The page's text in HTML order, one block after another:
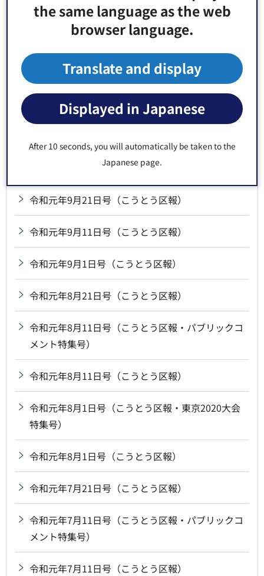
the same language as the web
browser language.
Translate and display
Displayed in Japanese
After 10 seconds, you will automatically be taken to the
Japanese page.
令和元年11月1日号（こうとう区報・パブリックコ
メント特集号）
令和元年11月1日号（こうとう区報）
令和元年10月11日号（こうとう区報）
令和元年10月1日号（こうとう区報・区民まつり特
令和元年10月1日号（こうとう区報）
令和元年9月21日号（こうとう区報）
令和元年9月11日号（こうとう区報）
令和元年9月1日号（こうとう区報）
令和元年8月21日号（こうとう区報）
令和元年8月11日号（こうとう区報・パブリックコ
メント特集号）
令和元年8月11日号（こうとう区報）
令和元年8月1日号（こうとう区報・東京2020大会
特集号）
令和元年8月1日号（こうとう区報）
令和元年7月21日号（こうとう区報）
令和元年7月11日号（こうとう区報・パブリックコ
メント特集号）
令和元年7月11日号（こうとう区報）